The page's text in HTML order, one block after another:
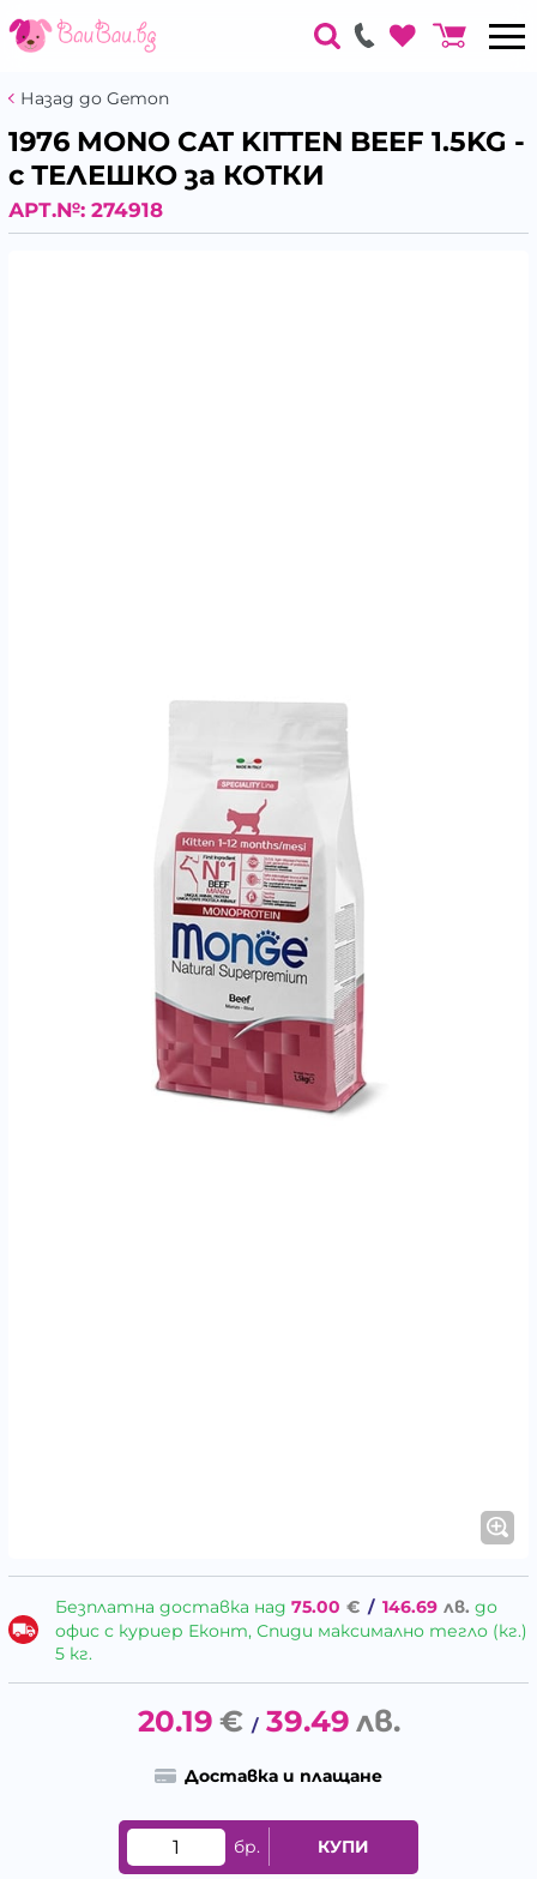
Назад до Gemon
1976 MONO CAT KITTEN BEEF 1.5KG -
с ТЕЛЕШКО за КОТКИ
АРТ.№: 274918
Безплатна доставка над 75.00 € / 146.69 лв. до
офис с куриер Еконт, Спиди максимално тегло (кг.)
5 кг.
20.19 € / 39.49 лв.
Доставка и плащане
бр. КУПИ